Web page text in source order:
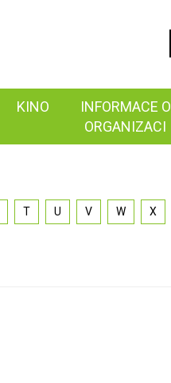
KINO
INFORMACE O
ORGANIZACI
T U V W X